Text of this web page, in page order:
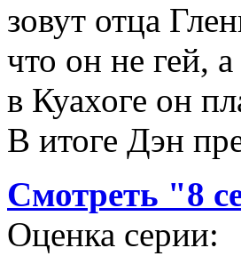
зовут отца
что он не гей,
в Куахоге он
В итоге Дэн
Смотреть "8
Оценка серии: